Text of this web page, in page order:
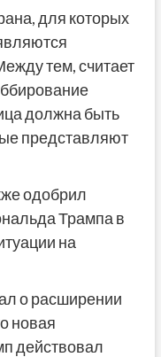
для которых
тем, считает
должна быть
представляют
одобрил
Трампа в
на
о расширении
новая
действовал